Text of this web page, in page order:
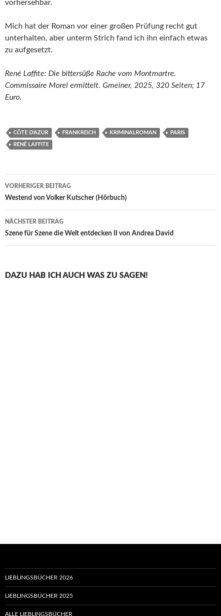
vorhersehbar.
Mich hat der Roman vor einer großen Prüfung recht gut
unterhalten, aber unterm Strich fand ich ihn einfach etwas
zu aufgesetzt.
René Laffite: Die bittersüße Rache vom Montmartre.
Commissaire Morel ermittelt. Gmeiner, 2025, 320 Seiten; 17
Euro.
CÔTE D'AZUR FRANKREICH KRIMINALROMAN PARIS
RENÉ LAFFITE
Beitragsnavigation
VORHERIGER BEITRAG
Westend von Volker Kutscher (Hörbuch)
NÄCHSTER BEITRAG
Szene für Szene die Welt entdecken II von Andrea David
DAZU HAB ICH AUCH WAS ZU SAGEN!
LIEBLINGSBÜCHER 2026
LIEBLINGSBÜCHER 2025
ALLE LIEBLINGSBÜCHER